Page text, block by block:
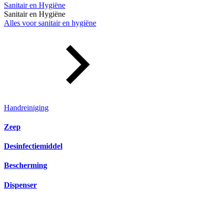
Sanitair en Hygiëne
Sanitair en Hygiëne
Alles voor sanitair en hygiëne
Handreiniging
Zeep
Desinfectiemiddel
Bescherming
Dispenser